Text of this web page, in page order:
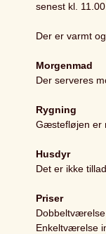
senest kl. 11.00.
Der er varmt
Morgenmad
Der serveres
Rygning
Gæstefløjen er
Husdyr
Det er ikke
Priser
Enkeltværelse